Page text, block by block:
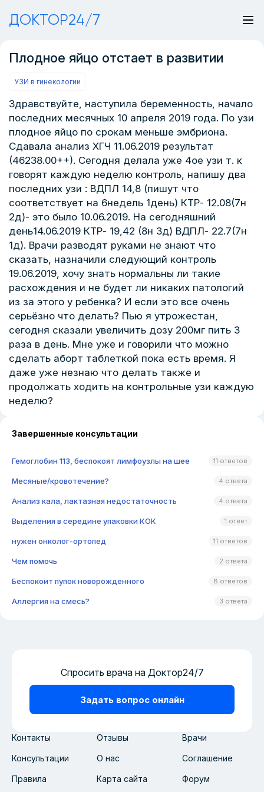
ДОКТОР24/7
Плодное яйцо отстает в развитии
УЗИ в гинекологии
Здравствуйте, наступила беременность, начало
последних месячных 10 апреля 2019 года. По узи
плодное яйцо по срокам меньше эмбриона.
Сдавала анализ ХГЧ 11.06.2019 результат
(46238.00++). Сегодня делала уже 4ое узи т. к
говорят каждую неделю контроль, напишу два
последних узи : ВДПЛ 14,8 (пишут что
соответствует на 6недель 1день) КТР- 12.08(7н
2д)- это было 10.06.2019. На сегодняшний
день14.06.2019 КТР- 19,42 (8н 3д) ВДПЛ- 22.7(7н
1д). Врачи разводят руками не знают что
сказать, назначили следующий контроль
19.06.2019, хочу знать нормальны ли такие
расхождения и не будет ли никаких патологий
из за этого у ребенка? И если это все очень
серьёзно что делать? Пью я утрожестан,
сегодня сказали увеличить дозу 200мг пить 3
раза в день. Мне уже и говорили что можно
сделать аборт таблеткой пока есть время. Я
даже уже незнаю что делать также и
продолжать ходить на контрольные узи каждую
неделю?
Завершенные консультации
Гемоглобин 113, беспокоят лимфоузлы на шее 11 ответов
Месяные/кровотечение? 4 ответа
Анализ кала, лактазная недостаточность 4 ответа
Выделения в середине упаковки КОК 1 ответ
нужен онколог-ортопед 11 ответов
Чем помочь 2 ответа
Беспокоит пупок новорожденного 8 ответов
Аллергия на смесь? 3 ответа
Контакты Отзывы Врачи
Консультации О нас Соглашение
Правила Карта сайта Форум
Спросить врача на Доктор24/7
Задать вопрос онлайн